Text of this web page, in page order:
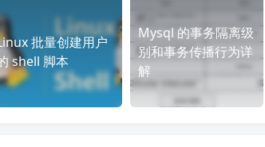
批量创建用户
shell 脚本
Mysql 的事务隔离级
别和事务传播行为详
解